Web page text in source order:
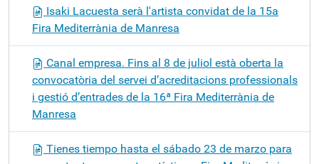
Isaki Lacuesta serà l'artista convidat de la 15a
Fira Mediterrània de Manresa
Canal empresa. Fins al 8 de juliol està oberta la
convocatòria del servei d’acreditacions professionals
i gestió d’entrades de la 16ª Fira Mediterrània de
Manresa
Tienes tiempo hasta el sábado 23 de marzo para